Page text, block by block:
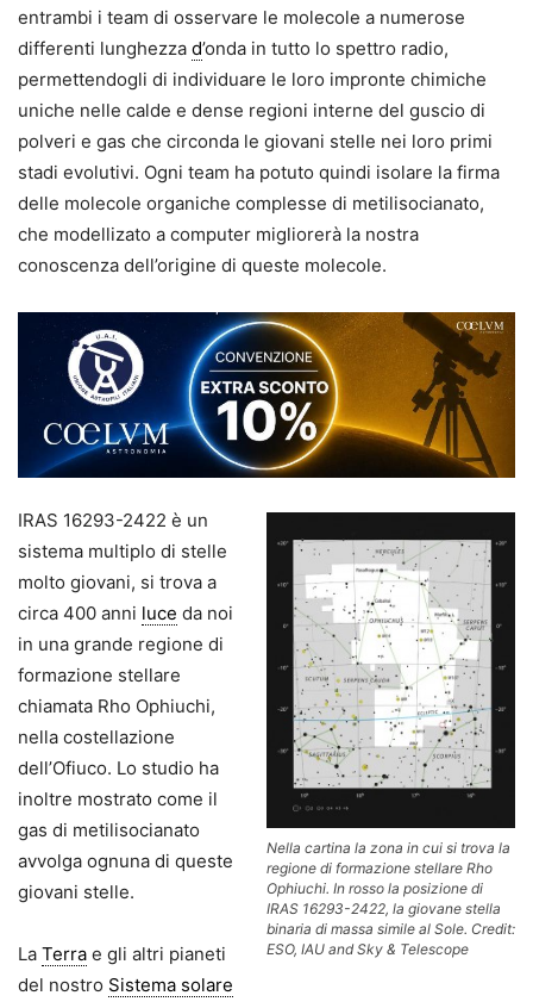
entrambi i team di osservare le molecole a numerose
differenti lunghezza d’onda in tutto lo spettro radio,
permettendogli di individuare le loro impronte chimiche
uniche nelle calde e dense regioni interne del guscio di
polveri e gas che circonda le giovani stelle nei loro primi
stadi evolutivi. Ogni team ha potuto quindi isolare la firma
delle molecole organiche complesse di metilisocianato,
che modellizato a computer migliorerà la nostra
conoscenza dell’origine di queste molecole.
Nella cartina la zona in cui si trova la
regione di formazione stellare Rho
Ophiuchi. In rosso la posizione di
IRAS 16293-2422, la giovane stella
binaria di massa simile al Sole. Credit:
ESO, IAU and Sky & Telescope
IRAS 16293-2422 è un
sistema multiplo di stelle
molto giovani, si trova a
circa 400 anni luce da noi
in una grande regione di
formazione stellare
chiamata Rho Ophiuchi,
nella costellazione
dell’Ofiuco. Lo studio ha
inoltre mostrato come il
gas di metilisocianato
avvolga ognuna di queste
giovani stelle.
La Terra e gli altri pianeti
del nostro Sistema solare